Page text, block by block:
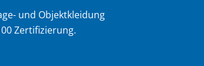
und Objektkleidung
Zertifizierung.